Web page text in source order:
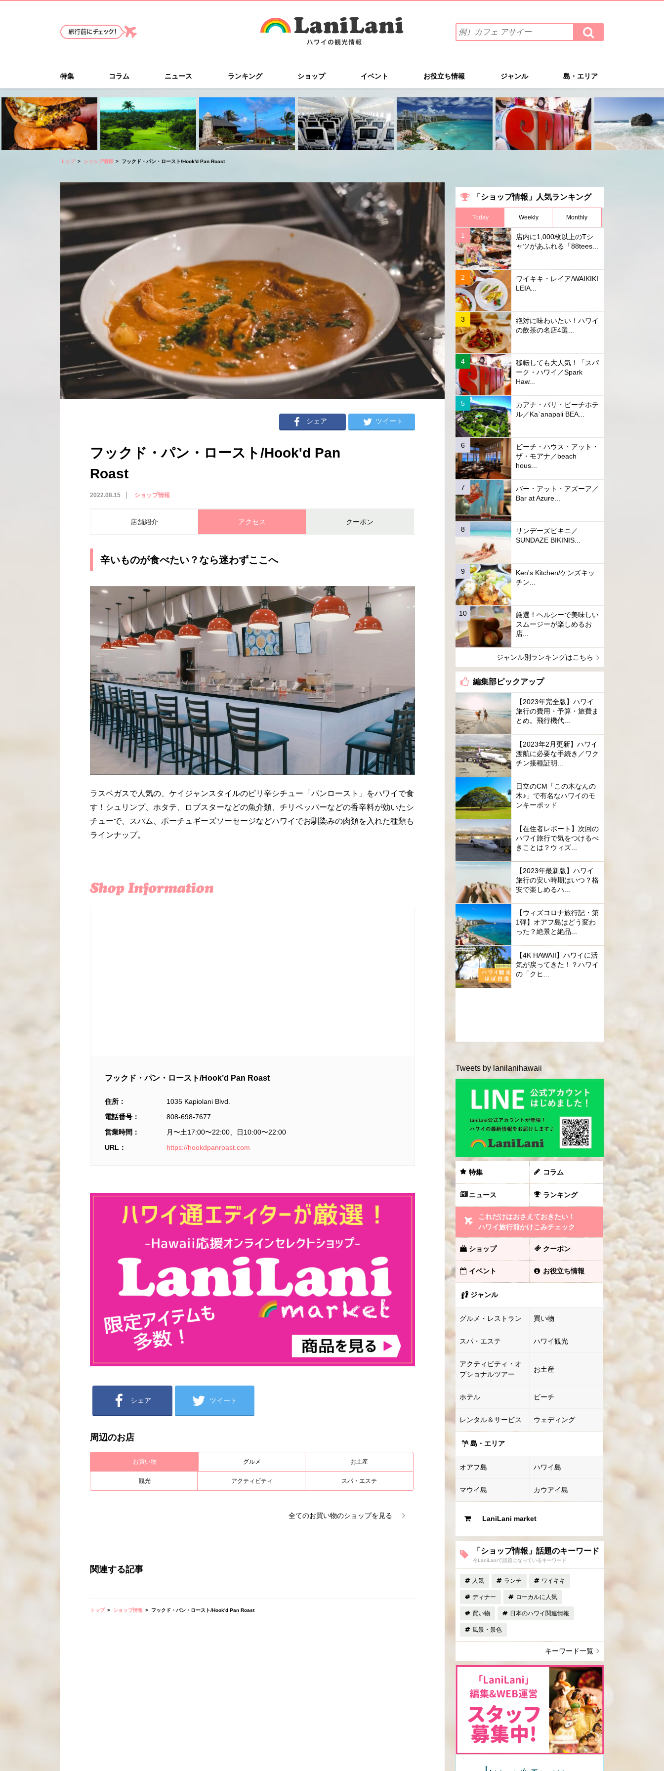
索
ワ
を
入
力
(例）
カ
フ
ェ
イ
ー
検
索
す
特集 コラム ニュース ランキング ショップ イベント お役立ち情報 ジャンル 島・エリア
トップ ショップ情報 フックド・パン・ロースト/Hook'd Pan Roast
シェア ツイート
フックド・パン・ロースト/Hook'd Pan
Roast
2022.08.15 ショップ情報
店舗紹介 アクセス クーポン
辛いものが食べたい？なら迷わずここへ
ラスベガスで人気の、ケイジャンスタイルのピリ辛シチュー「パンロースト」をハワイで食
す！シュリンプ、ホタテ、ロブスターなどの魚介類、チリペッパーなどの香辛料が効いたシ
チューで、スパム、ポーチュギーズソーセージなどハワイでお馴染みの肉類を入れた種類も
ラインナップ。
フックド・パン・ロースト/Hook’d Pan Roast
住所：
1035 Kapiolani Blvd.
電話番号：
808-698-7677
営業時間：
月〜土17:00〜22:00、日10:00〜22:00
URL：
https://hookdpanroast.com
シェア ツイート
周辺のお店
お買い物 グルメ お土産
観光 アクティビティ スパ・エステ
全てのお買い物のショップを見る
関連する記事
トップ ショップ情報 フックド・パン・ロースト/Hook'd Pan Roast
「ショップ情報」人気ランキング
Today Weekly Monthly
店内に1,000枚以上のTシ
ャツがあふれる「88tees...
ワイキキ・レイア/WAIKIKI
LEIA...
絶対に味わいたい！ハワイ
の飲茶の名店4選...
移転しても大人気！「スパ
ーク・ハワイ／Spark
Haw...
カアナ・パリ・ビーチホテ
ル／Ka`anapali BEA...
ビーチ・ハウス・アット・
ザ・モアナ／beach
hous...
バー・アット・アズーア／
Bar at Azure...
サンデーズビキニ／
SUNDAZE BIKINIS...
Ken's Kitchen/ケンズキッ
チン...
厳選！ヘルシーで美味しい
スムージーが楽しめるお
店...
ジャンル別ランキングはこちら
編集部ピックアップ
【2023年完全版】ハワイ
旅行の費用・予算・旅費ま
とめ。飛行機代...
【2023年2月更新】ハワイ
渡航に必要な手続き／ワク
チン接種証明...
日立のCM「この木なんの
木♪」で有名なハワイのモ
ンキーポッド
【在住者レポート】次回の
ハワイ旅行で気をつけるべ
きことは？ウィズ...
【2023年最新版】ハワイ
旅行の安い時期はいつ？格
安で楽しめるハ...
【ウィズコロナ旅行記・第
1弾】オアフ島はどう変わ
った？絶景と絶品...
【4K HAWAII】ハワイに活
気が戻ってきた！？ハワイ
の「クヒ...
Tweets by lanilanihawaii
特集 コラム
ニュース ランキング
これだけはおさえておきたい！
ハワイ旅行前かけこみチェック
ショップ クーポン
イベント お役立ち情報
ジャンル
グルメ・レストラン 買い物
スパ・エステ ハワイ観光
アクティビティ・オ
プショナルツアー
お土産
ホテル ビーチ
レンタル＆サービス ウェディング
島・エリア
オアフ島 ハワイ島
マウイ島 カウアイ島
LaniLani market
「ショップ情報」話題のキーワード
今LaniLaniで話題になっているキーワード
人気 ランチ ワイキキ
ディナー ローカルに人気
買い物 日本のハワイ関連情報
風景・景色
キーワード一覧